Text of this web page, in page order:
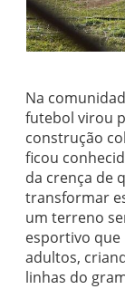
Na
futebol virou
construção
ficou
da crença de
transformar
um terreno
esportivo que
adultos,
linhas do